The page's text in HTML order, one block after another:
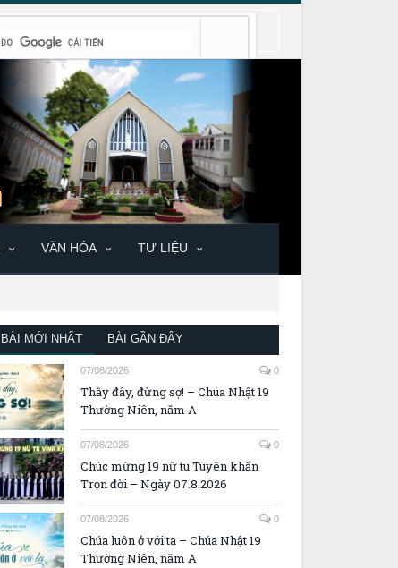
VĂN HÓA TƯ LIỆU
BÀI MỚI NHẤT BÀI GẦN ĐÂY
07/08/2026 0
Thầy đây, đừng sợ! – Chúa Nhật 19
Thường Niên, năm A
07/08/2026 0
Chúc mừng 19 nữ tu Tuyên khấn
Trọn đời – Ngày 07.8.2026
07/08/2026 0
Chúa luôn ở với ta – Chúa Nhật 19
Thường Niên, năm A